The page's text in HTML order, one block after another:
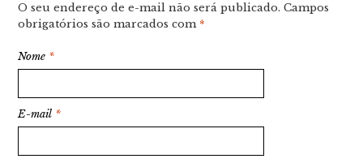
O seu endereço de e-mail não será publicado. Campos
obrigatórios são marcados com *
Nome *
E-mail *